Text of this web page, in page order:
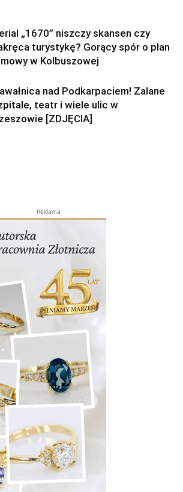
„1670” niszczy skansen czy
turystykę? Gorący spór o plan
w Kolbuszowej
nad Podkarpaciem! Zalane
teatr i wiele ulic w
[ZDJĘCIA]
Reklama